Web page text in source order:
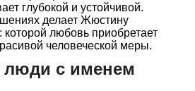
глубокой и устойчивой.
делает Жюстину
любовь приобретает
человеческой меры.
люди с именем